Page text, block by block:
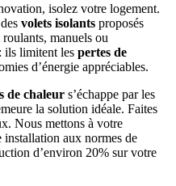
isolez votre logement.
volets isolants proposés
manuels ou
ils limitent les pertes de
d’énergie appréciables.
de chaleur s’échappe par les
la solution idéale. Faites
Nous mettons à votre
aux normes de
d’environ 20% sur votre